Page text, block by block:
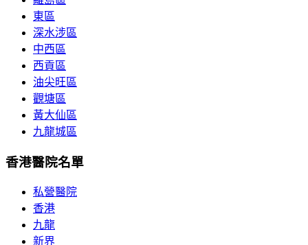
東區
深水涉區
中西區
西貢區
油尖旺區
觀塘區
黃大仙區
九龍城區
香港醫院名單
私營醫院
香港
九龍
新界